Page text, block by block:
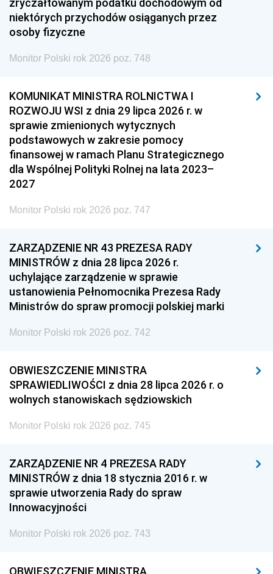
niektórych przychodów osiąganych przez
osoby fizyczne
Monitor Polski rok 2026 poz. 748
KOMUNIKAT MINISTRA ROLNICTWA I
ROZWOJU WSI z dnia 29 lipca 2026 r. w
sprawie zmienionych wytycznych
podstawowych w zakresie pomocy
finansowej w ramach Planu Strategicznego
dla Wspólnej Polityki Rolnej na lata 2023–
2027
Monitor Polski rok 2026 poz. 747
ZARZĄDZENIE NR 43 PREZESA RADY
MINISTRÓW z dnia 28 lipca 2026 r.
uchylające zarządzenie w sprawie
ustanowienia Pełnomocnika Prezesa Rady
Ministrów do spraw promocji polskiej marki
Monitor Polski rok 2026 poz. 742
OBWIESZCZENIE MINISTRA
SPRAWIEDLIWOŚCI z dnia 28 lipca 2026 r. o
wolnych stanowiskach sędziowskich
Monitor Polski rok 2026 poz. 745
ZARZĄDZENIE NR 4 PREZESA RADY
MINISTRÓW z dnia 18 stycznia 2016 r. w
sprawie utworzenia Rady do spraw
Innowacyjności
Monitor Polski rok 2026 poz. 743